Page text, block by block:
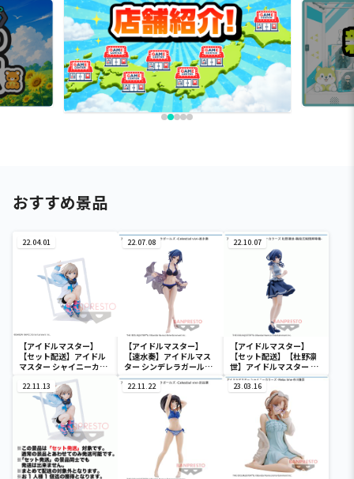
おすすめ景品
22.04.01
【アイドルマスター】
【セット配送】アイドル
マスター シャイニーカラ
ーズ ESPRESTO est-
Windy and Motions-芹
沢あさひ
22.07.08
【アイドルマスター】
【速水奏】アイドルマス
ター シンデレラガールズ
-Celestial vivi-速水奏
22.10.07
【アイドルマスター】
【セット配送】【杜野凛
世】アイドルマスター シ
ャイニーカラーズ 杜野凛
世-階段式純情昇降機-
22.11.13 22.11.22 23.03.16